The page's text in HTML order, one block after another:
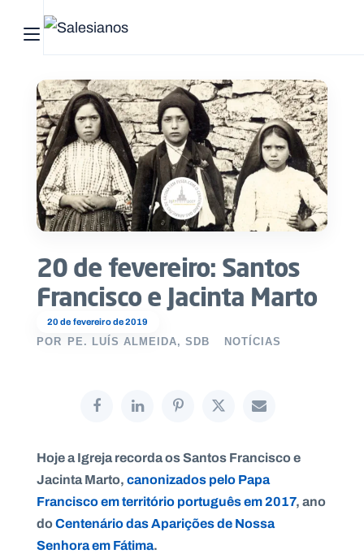
Abrir menu principal
20 de fevereiro de 2019
20 de fevereiro: Santos
Francisco e Jacinta Marto
POR PE. LUÍS ALMEIDA, SDB NOTÍCIAS
Hoje a Igreja recorda os Santos Francisco e
Jacinta Marto,canonizados pelo Papa
Francisco em território português em 2017, ano
doCentenário das Aparições de Nossa
Senhora em Fátima.
Pesquisar no site
Início
Quem
somos
O
que
fazemos
Recursos
O
T
L
N
A
C
O